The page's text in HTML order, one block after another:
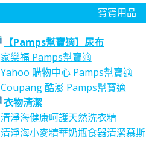
寶寶用品
【Pamps幫寶適】尿布
家樂福 Pamps幫寶適
Yahoo 購物中心 Pamps幫寶適
Coupang 酷澎 Pamps幫寶適
衣物清潔
清淨海健康呵護天然洗衣精
清淨海小麥精華奶瓶食器清潔慕斯